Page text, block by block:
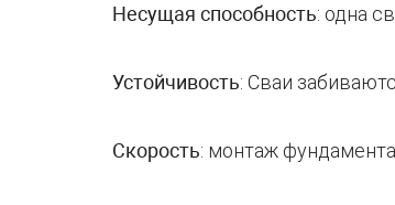
Несущая способность: одна
Устойчивость: Сваи
Скорость: монтаж